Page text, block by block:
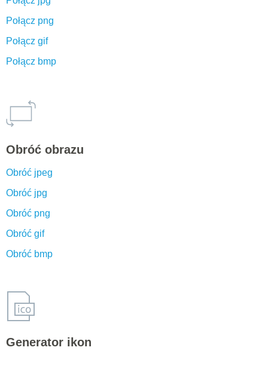
Połącz png
Połącz gif
Połącz bmp
Obróć obrazu
Obróć jpeg
Obróć jpg
Obróć png
Obróć gif
Obróć bmp
Generator ikon